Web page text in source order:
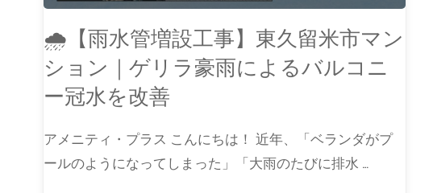
🌧【雨水管増設工事】東久留米市マン
ション｜ゲリラ豪雨によるバルコニ
ー冠水を改善
アメニティ・プラス こんにちは！ 近年、「ベランダがプ
ールのようになってしまった」「大雨のたびに排水 …